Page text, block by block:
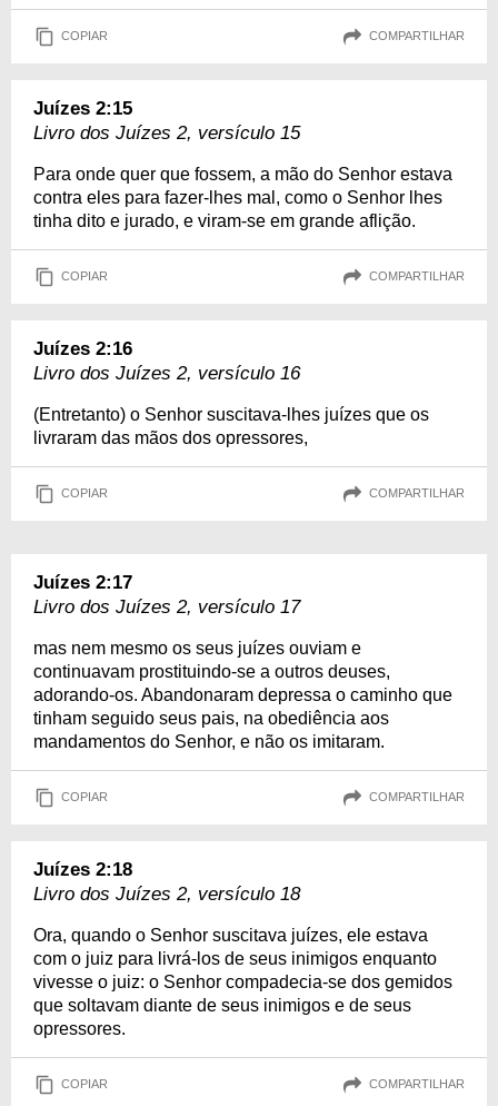
COPIAR COMPARTILHAR
Juízes 2:15
Livro dos Juízes 2, versículo 15
Para onde quer que fossem, a mão do Senhor estava
contra eles para fazer-lhes mal, como o Senhor lhes
tinha dito e jurado, e viram-se em grande aflição.
COPIAR COMPARTILHAR
Juízes 2:16
Livro dos Juízes 2, versículo 16
(Entretanto) o Senhor suscitava-lhes juízes que os
livraram das mãos dos opressores,
COPIAR COMPARTILHAR
Juízes 2:17
Livro dos Juízes 2, versículo 17
mas nem mesmo os seus juízes ouviam e
continuavam prostituindo-se a outros deuses,
adorando-os. Abandonaram depressa o caminho que
tinham seguido seus pais, na obediência aos
mandamentos do Senhor, e não os imitaram.
COPIAR COMPARTILHAR
Juízes 2:18
Livro dos Juízes 2, versículo 18
Ora, quando o Senhor suscitava juízes, ele estava
com o juiz para livrá-los de seus inimigos enquanto
vivesse o juiz: o Senhor compadecia-se dos gemidos
que soltavam diante de seus inimigos e de seus
opressores.
COPIAR COMPARTILHAR